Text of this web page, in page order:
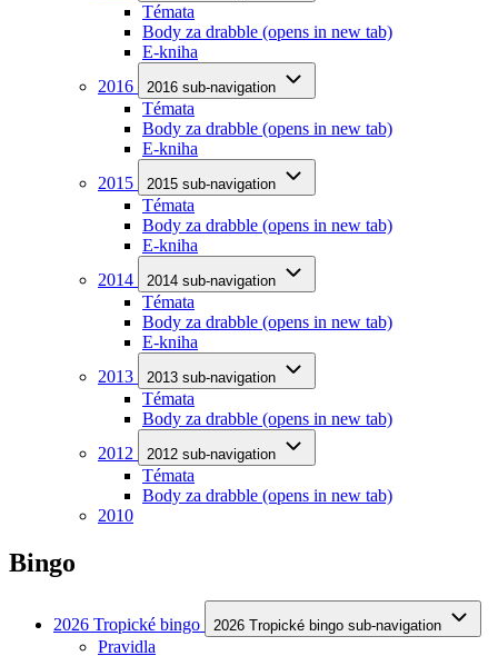
Témata
Body za drabble (opens in new tab)
E-kniha
2016
2016 sub-navigation
Témata
Body za drabble (opens in new tab)
E-kniha
2015
2015 sub-navigation
Témata
Body za drabble (opens in new tab)
E-kniha
2014
2014 sub-navigation
Témata
Body za drabble (opens in new tab)
E-kniha
2013
2013 sub-navigation
Témata
Body za drabble (opens in new tab)
2012
2012 sub-navigation
Témata
Body za drabble (opens in new tab)
2010
Bingo
2026 Tropické bingo 2026 Tropické bingo sub-navigation
Pravidla